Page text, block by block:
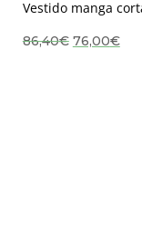
Vestido manga
86,40€ El
precio
76,00€El